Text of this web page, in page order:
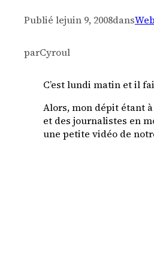
Publié lejuin 9, 2008dans
parCyroul
C’est lundi matin et il
Alors, mon dépit étant
et des journalistes en
une petite vidéo de